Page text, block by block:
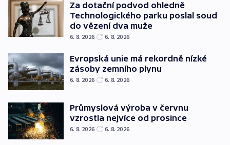
Za dotační podvod ohledně
Technologického parku poslal soud
do vězení dva muže
6. 8. 2026 6. 8. 2026
Evropská unie má rekordně nízké
zásoby zemního plynu
6. 8. 2026 6. 8. 2026
Průmyslová výroba v červnu
vzrostla nejvíce od prosince
6. 8. 2026 6. 8. 2026